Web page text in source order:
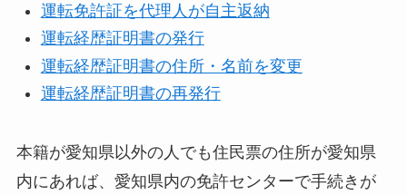
運転免許証を代理人が自主返納
運転経歴証明書の発行
運転経歴証明書の住所・名前を変更
運転経歴証明書の再発行
本籍が愛知県以外の人でも住民票の住所が愛知県
内にあれば、愛知県内の免許センターで手続きが